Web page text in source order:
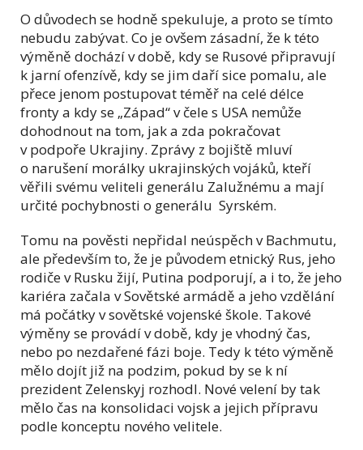
O důvodech se hodně spekuluje, a proto se tímto
nebudu zabývat. Co je ovšem zásadní, že k této
výměně dochází v době, kdy se Rusové připravují
k jarní ofenzívě, kdy se jim daří sice pomalu, ale
přece jenom postupovat téměř na celé délce
fronty a kdy se „Západ“ v čele s USA nemůže
dohodnout na tom, jak a zda pokračovat
v podpoře Ukrajiny. Zprávy z bojiště mluví
o narušení morálky ukrajinských vojáků, kteří
věřili svému veliteli generálu Zalužnému a mají
určité pochybnosti o generálu Syrském.
Tomu na pověsti nepřidal neúspěch v Bachmutu,
ale především to, že je původem etnický Rus, jeho
rodiče v Rusku žijí, Putina podporují, a i to, že jeho
kariéra začala v Sovětské armádě a jeho vzdělání
má počátky v sovětské vojenské škole. Takové
výměny se provádí v době, kdy je vhodný čas,
nebo po nezdařené fázi boje. Tedy k této výměně
mělo dojít již na podzim, pokud by se k ní
prezident Zelenskyj rozhodl. Nové velení by tak
mělo čas na konsolidaci vojsk a jejich přípravu
podle konceptu nového velitele.